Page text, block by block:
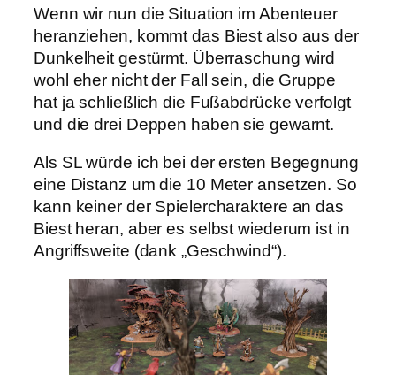
Wenn wir nun die Situation im Abenteuer
heranziehen, kommt das Biest also aus der
Dunkelheit gestürmt. Überraschung wird
wohl eher nicht der Fall sein, die Gruppe
hat ja schließlich die Fußabdrücke verfolgt
und die drei Deppen haben sie gewarnt.
Als SL würde ich bei der ersten Begegnung
eine Distanz um die 10 Meter ansetzen. So
kann keiner der Spielercharaktere an das
Biest heran, aber es selbst wiederum ist in
Angriffsweite (dank „Geschwind“).